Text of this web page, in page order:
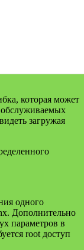
которая может
обслуживаемых
загружая
одного
Дополнительно
параметров в
root доступ